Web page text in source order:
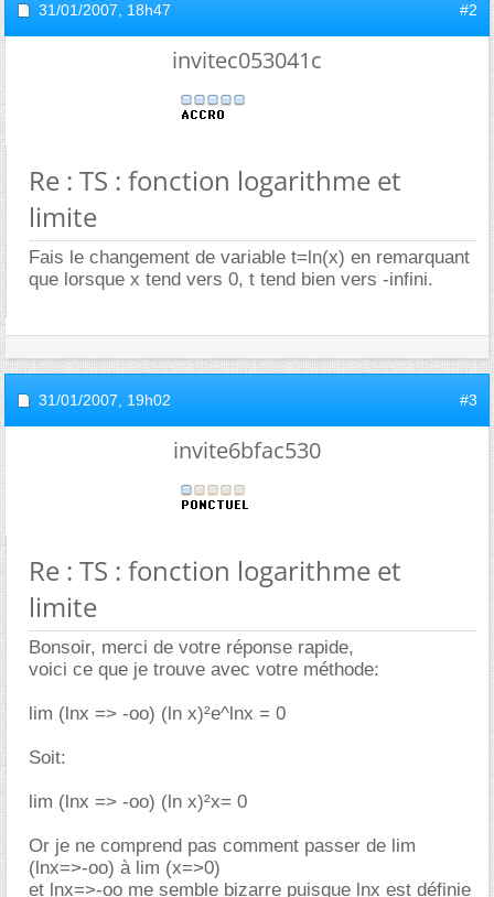
31/01/2007, 18h47 #2
invitec053041c
Re : TS : fonction logarithme et
limite
Fais le changement de variable t=ln(x) en remarquant
que lorsque x tend vers 0, t tend bien vers -infini.
31/01/2007, 19h02 #3
invite6bfac530
Re : TS : fonction logarithme et
limite
Bonsoir, merci de votre réponse rapide,
voici ce que je trouve avec votre méthode:
lim (lnx => -oo) (ln x)²e^lnx = 0
Soit:
lim (lnx => -oo) (ln x)²x= 0
Or je ne comprend pas comment passer de lim
(lnx=>-oo) à lim (x=>0)
et lnx=>-oo me semble bizarre puisque lnx est définie